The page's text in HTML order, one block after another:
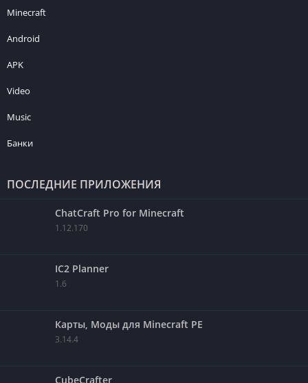
Minecraft
Android
APK
Video
Music
Банки
ПОСЛЕДНИЕ ПРИЛОЖЕНИЯ
ChatCraft Pro for Minecraft
1.12.170
IC2 Planner
1.6
Карты, Моды для Minecraft PE
3.14.4
CubeCrafter